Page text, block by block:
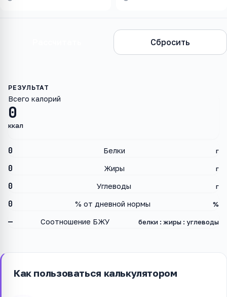
Сбросить
0
Всего калорий
ккал
0 Белки г
0 Жиры г
0 Углеводы г
0 % от дневной нормы %
— Соотношение БЖУ белки : жиры : углеводы
Как пользоваться калькулятором